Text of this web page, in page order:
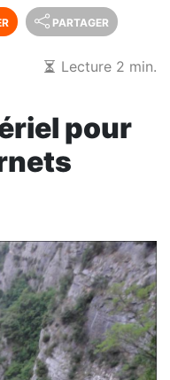
PARTAGER
Lecture 2 min.
pour